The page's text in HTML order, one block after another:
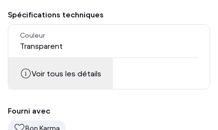
Spécifications techniques
Couleur
Transparent
Voir tous les détails
Fourni avec
Bon Karma